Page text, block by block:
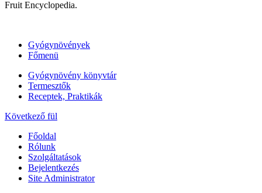
Fruit Encyclopedia.
Gyógynövények
Főmenü
Gyógynövény könyvtár
Termesztők
Receptek, Praktikák
Következő fül
Főoldal
Rólunk
Szolgáltatások
Bejelentkezés
Site Administrator